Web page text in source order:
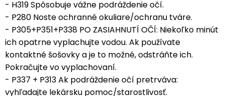
- H319 Spôsobuje vážne podráždenie očí.
- P280 Noste ochranné okuliare/ochranu tváre.
- P305+P351+P338 PO ZASIAHNUTÍ OČÍ: Niekoľko minút
ich opatrne vyplachujte vodou. Ak používate
kontaktné šošovky a je to možné, odstráňte ich.
Pokračujte vo vyplachovaní.
- P337 + P313 Ak podráždenie očí pretrváva:
vyhľadajte lekársku pomoc/starostlivosť.